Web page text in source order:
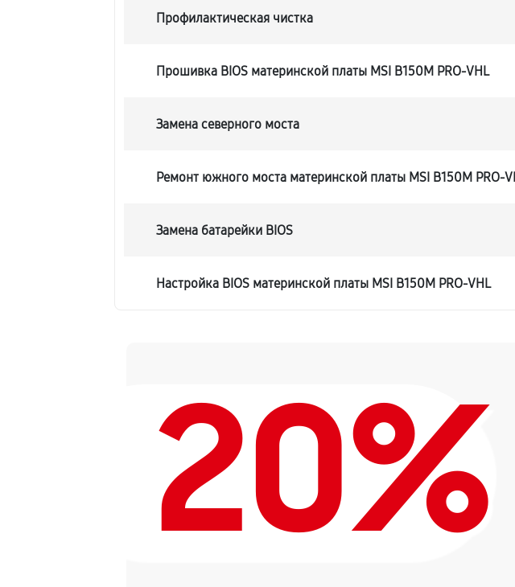
Профилактическая чистка
Прошивка BIOS материнской платы MSI B150M PRO-VHL
Замена северного моста
Ремонт южного моста материнской платы MSI B150M PRO-
Замена батарейки BIOS
Настройка BIOS материнской платы MSI B150M PRO-VHL
20%